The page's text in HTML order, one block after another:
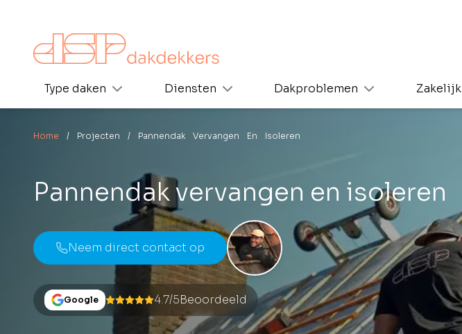
Type daken Diensten Dakproblemen Zakelijk
Home / Projecten / Pannendak Vervangen En Isoleren
Pannendak vervangen en isoleren
Neem direct contact op
Google 4.7/5Beoordeeld